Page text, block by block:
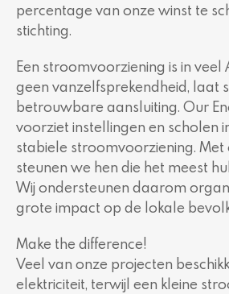
percentage van onze winst te
stichting.
Een stroomvoorziening is in veel
geen vanzelfsprekendheid, laat
betrouwbare aansluiting. Our
voorziet instellingen en scholen
stabiele stroomvoorziening.
steunen we hen die het meest
Wij ondersteunen daarom
grote impact op de lokale
Make the difference!
Veel van onze projecten
elektriciteit, terwijl een kleine